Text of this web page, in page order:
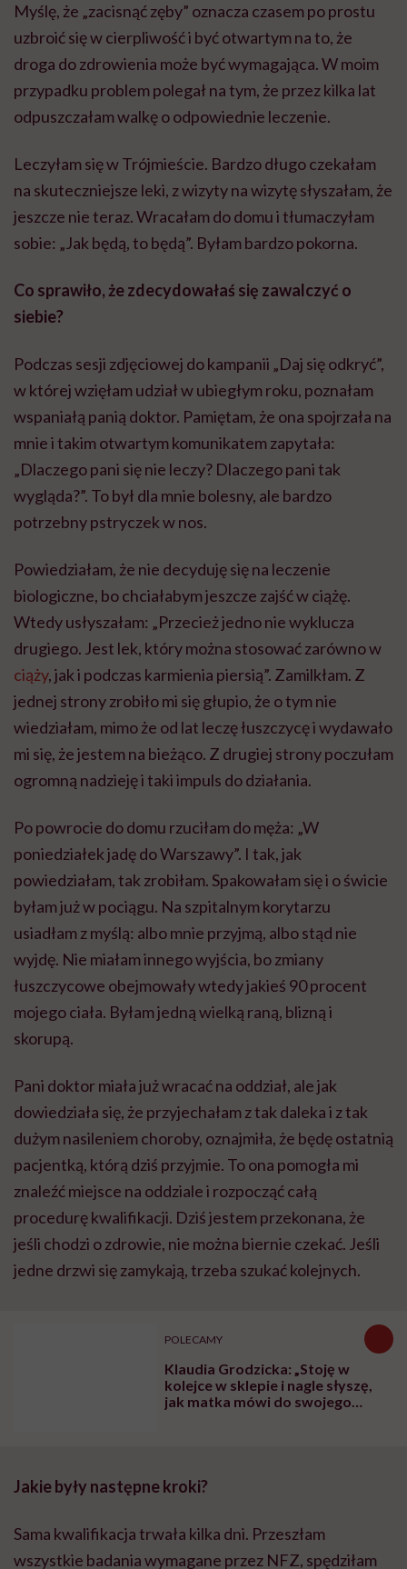
Myślę, że „zacisnąć zęby” oznacza czasem po prostu
uzbroić się w cierpliwość i być otwartym na to, że
droga do zdrowienia może być wymagająca. W moim
przypadku problem polegał na tym, że przez kilka lat
odpuszczałam walkę o odpowiednie leczenie.
Leczyłam się w Trójmieście. Bardzo długo czekałam
na skuteczniejsze leki, z wizyty na wizytę słyszałam, że
jeszcze nie teraz. Wracałam do domu i tłumaczyłam
sobie: „Jak będą, to będą”. Byłam bardzo pokorna.
Co sprawiło, że zdecydowałaś się zawalczyć o
siebie?
Podczas sesji zdjęciowej do kampanii „Daj się odkryć”,
w której wzięłam udział w ubiegłym roku, poznałam
wspaniałą panią doktor. Pamiętam, że ona spojrzała na
mnie i takim otwartym komunikatem zapytała:
„Dlaczego pani się nie leczy? Dlaczego pani tak
wygląda?”. To był dla mnie bolesny, ale bardzo
potrzebny pstryczek w nos.
Powiedziałam, że nie decyduję się na leczenie
biologiczne, bo chciałabym jeszcze zajść w ciążę.
Wtedy usłyszałam: „Przecież jedno nie wyklucza
drugiego. Jest lek, który można stosować zarówno w
ciąży, jak i podczas karmienia piersią”. Zamilkłam. Z
jednej strony zrobiło mi się głupio, że o tym nie
wiedziałam, mimo że od lat leczę łuszczycę i wydawało
mi się, że jestem na bieżąco. Z drugiej strony poczułam
ogromną nadzieję i taki impuls do działania.
Po powrocie do domu rzuciłam do męża: „W
poniedziałek jadę do Warszawy”. I tak, jak
powiedziałam, tak zrobiłam. Spakowałam się i o świcie
byłam już w pociągu. Na szpitalnym korytarzu
usiadłam z myślą: albo mnie przyjmą, albo stąd nie
wyjdę. Nie miałam innego wyjścia, bo zmiany
łuszczycowe obejmowały wtedy jakieś 90 procent
mojego ciała. Byłam jedną wielką raną, blizną i
skorupą.
Pani doktor miała już wracać na oddział, ale jak
dowiedziała się, że przyjechałam z tak daleka i z tak
dużym nasileniem choroby, oznajmiła, że będę ostatnią
pacjentką, którą dziś przyjmie. To ona pomogła mi
znaleźć miejsce na oddziale i rozpocząć całą
procedurę kwalifikacji. Dziś jestem przekonana, że
jeśli chodzi o zdrowie, nie można biernie czekać. Jeśli
jedne drzwi się zamykają, trzeba szukać kolejnych.
POLECAMY
Klaudia Grodzicka: „Stoję w
kolejce w sklepie i nagle słyszę,
jak matka mówi do swojego
Jakie były następne kroki?
Sama kwalifikacja trwała kilka dni. Przeszłam
wszystkie badania wymagane przez NFZ, spędziłam